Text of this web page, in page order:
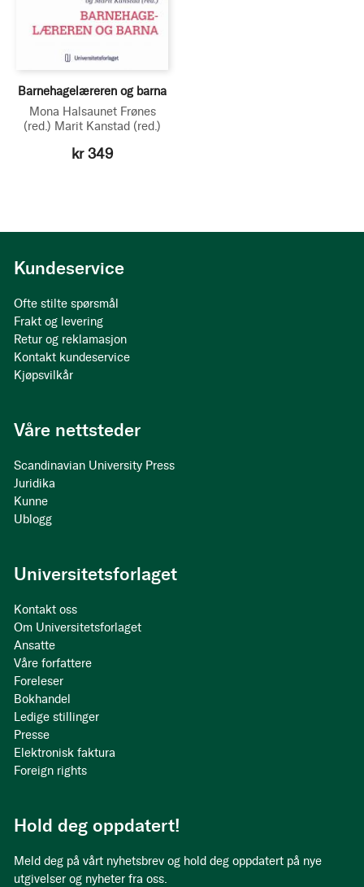
Barnehagelæreren og barna
Mona Halsaunet Frønes
(red.) Marit Kanstad (red.)
kr 349
Kundeservice
Ofte stilte spørsmål
Frakt og levering
Retur og reklamasjon
Kontakt kundeservice
Kjøpsvilkår
Våre nettsteder
Scandinavian University Press
Juridika
Kunne
Ublogg
Universitetsforlaget
Kontakt oss
Om Universitetsforlaget
Ansatte
Våre forfattere
Foreleser
Bokhandel
Ledige stillinger
Presse
Elektronisk faktura
Foreign rights
Hold deg oppdatert!
Meld deg på vårt nyhetsbrev og hold deg oppdatert på nye
utgivelser og nyheter fra oss.